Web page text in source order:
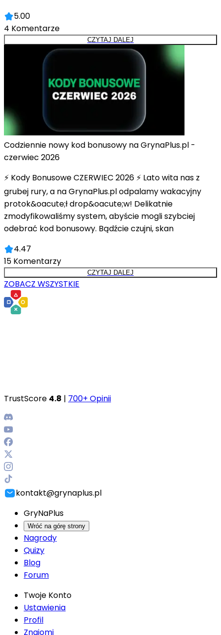
5.00
4 Komentarze
CZYTAJ DALEJ
Codziennie nowy kod bonusowy na GrynaPlus.pl -
czerwiec 2026
⚡ Kody Bonusowe CZERWIEC 2026 ⚡ Lato wita nas z
grubej rury, a na GrynaPlus.pl odpalamy wakacyjny
protok&oacute;ł drop&oacute;w! Delikatnie
zmodyfikowaliśmy system, abyście mogli szybciej
odebrać kod bonusowy. Bądźcie czujni, skan
4.47
15 Komentarzy
CZYTAJ DALEJ
ZOBACZ WSZYSTKIE
TrustScore 4.8 | 700+ Opinii
kontakt@grynaplus.pl
GryNaPlus
Wróć na górę strony
Nagrody
Quizy
Blog
Forum
Twoje Konto
Ustawienia
Profil
Znajomi